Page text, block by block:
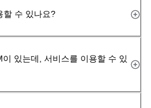
할 수 있나요?
있는데, 서비스를 이용할 수 있